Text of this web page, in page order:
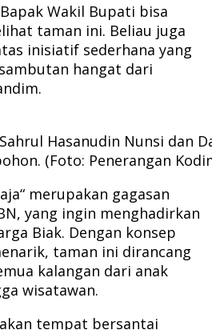
Wakil Bupati bisa
taman ini. Beliau juga
inisiatif sederhana yang
hangat dari
Hasanudin Nunsi dan
(Foto: Penerangan
merupakan gagasan
yang ingin menghadirkan
Biak. Dengan konsep
taman ini dirancang
kalangan dari anak
wisatawan.
tempat bersantai